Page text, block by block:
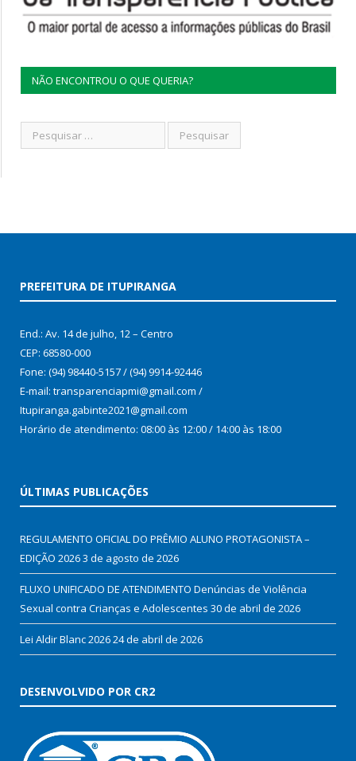
NÃO ENCONTROU O QUE QUERIA?
PREFEITURA DE ITUPIRANGA
End.: Av. 14 de julho, 12 – Centro
CEP: 68580-000
Fone: (94) 98440-5157 / (94) 9914-92446
E-mail: transparenciapmi@gmail.com /
Itupiranga.gabinte2021@gmail.com
Horário de atendimento: 08:00 às 12:00 / 14:00 às 18:00
ÚLTIMAS PUBLICAÇÕES
REGULAMENTO OFICIAL DO PRÊMIO ALUNO PROTAGONISTA –
EDIÇÃO 20263 de agosto de 2026
FLUXO UNIFICADO DE ATENDIMENTO Denúncias de Violência
Sexual contra Crianças e Adolescentes 30 de abril de 2026
Lei Aldir Blanc 202624 de abril de 2026
DESENVOLVIDO POR CR2